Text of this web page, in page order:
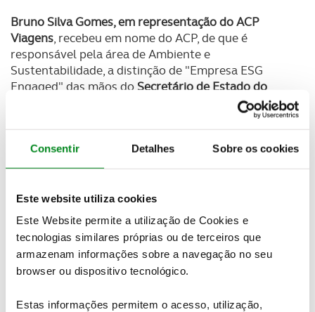
Consentir Detalhes Sobre os cookies
Este website utiliza cookies
Este Website permite a utilização de Cookies e
tecnologias similares próprias ou de terceiros que
armazenam informações sobre a navegação no seu
browser ou dispositivo tecnológico.
Estas informações permitem o acesso, utilização,
Bruno Silva Gomes, em representação do ACP
Viagens, recebeu em nome do ACP, de que é
responsável pela área de Ambiente e
Sustentabilidade, a distinção de "Empresa ESG
Engaged" das mãos do Secretário de Estado do
Turismo, Pedro Machado, e do presidente do
Esta distinção reconhece o papel central das
empresas no processo de transformação do setor
sustentável, minimizando o impacto desta atividade
no ambiente.
O Programa Empresas Turismo 360º abrange
múltiplas questões, tanto do foro ambiental, social
e de governação, incentivando um melhor futuro do
estatuto de setor exemplar e líder, à escala global,